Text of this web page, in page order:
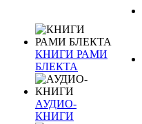
КНИГИ РАМИ
БЛЕКТА
АУДИО-
КНИГИ